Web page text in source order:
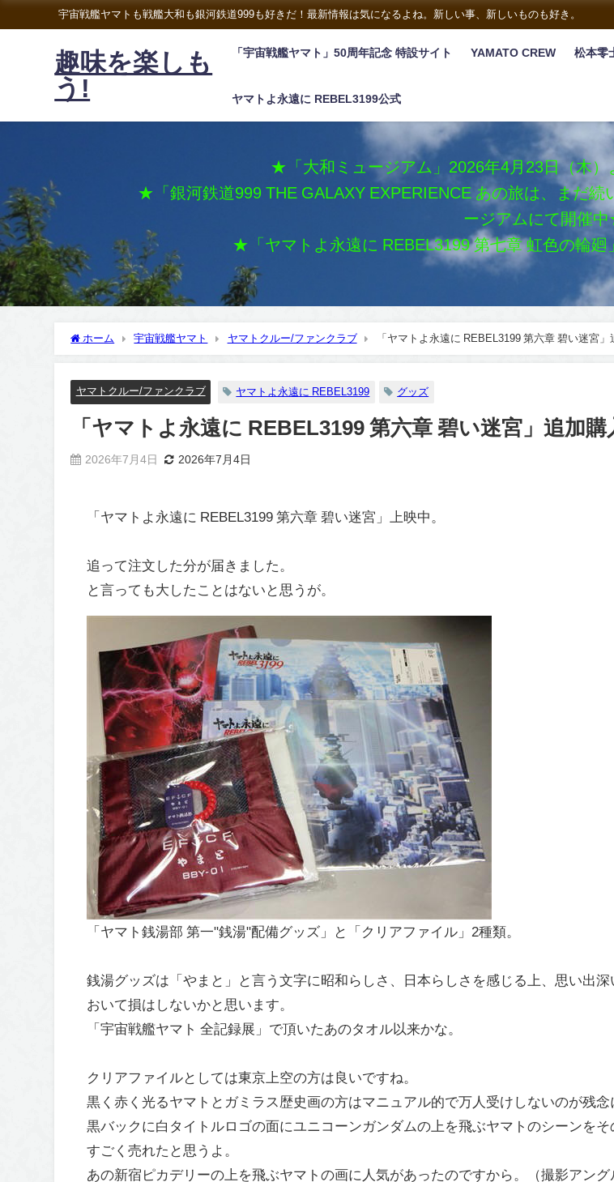
宇宙戦艦ヤマトも戦艦大和も銀河鉄道999も好きだ！最新情報は気になるよね。新しい事、新しいものも好き。
趣味を楽しも
う!
「宇宙戦艦ヤマト」50周年記念 特設サイト YAMATO CREW 松本零
ヤマトよ永遠に REBEL3199公式
★「大和ミュージアム」2026年4月23日（木
★「銀河鉄道999 THE GALAXY EXPERIENCE あの旅は、まだ続
ージアムにて開催
★「ヤマトよ永遠に REBEL3199 第七章 虹色の輪
ホーム 宇宙戦艦ヤマト ヤマトクルー/ファンクラブ 「ヤマトよ永遠に REBEL3199 第六章 碧い迷宮
ヤマトクルー/ファンクラブ ヤマトよ永遠に REBEL3199 グッズ
「ヤマトよ永遠に REBEL3199 第六章 碧い迷宮」追加購
2026年7月4日 2026年7月4日
「ヤマトよ永遠に REBEL3199 第六章 碧い迷宮」上映中。
追って注文した分が届きました。
と言っても大したことはないと思うが。
「ヤマト銭湯部 第一"銭湯"配備グッズ」と「クリアファイル」2種類。
銭湯グッズは「やまと」と言う文字に昭和らしさ、日本らしさを感じる上、思い出深
おいて損はしないかと思います。
「宇宙戦艦ヤマト 全記録展」で頂いたあのタオル以来かな。
クリアファイルとしては東京上空の方は良いですね。
黒く赤く光るヤマトとガミラス歴史画の方はマニュアル的で万人受けしないのが残念
黒バックに白タイトルロゴの面にユニコーンガンダムの上を飛ぶヤマトのシーンを
すごく売れたと思うよ。
あの新宿ピカデリーの上を飛ぶヤマトの画に人気があったのですから。（撮影アング